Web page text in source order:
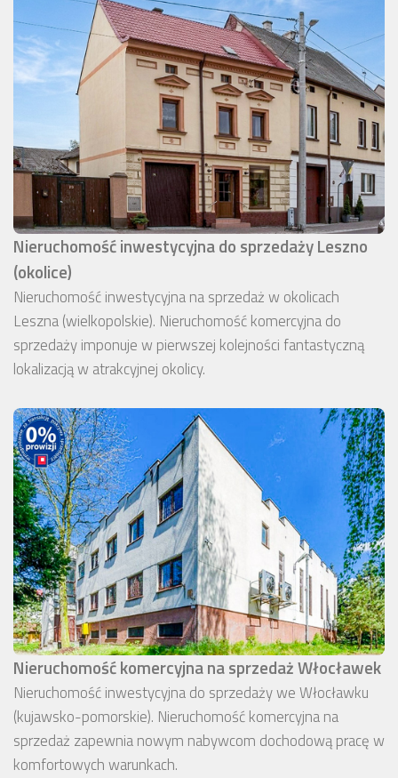
Nieruchomość inwestycyjna do sprzedaży Leszno
(okolice)
Nieruchomość inwestycyjna na sprzedaż w okolicach
Leszna (wielkopolskie). Nieruchomość komercyjna do
sprzedaży imponuje w pierwszej kolejności fantastyczną
lokalizacją w atrakcyjnej okolicy.
Nieruchomość komercyjna na sprzedaż Włocławek
Nieruchomość inwestycyjna do sprzedaży we Włocławku
(kujawsko-pomorskie). Nieruchomość komercyjna na
sprzedaż zapewnia nowym nabywcom dochodową pracę w
komfortowych warunkach.